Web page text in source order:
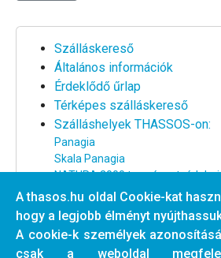
Szálláskereső
Általános információk
Érdeklődő űrlap
Térképes szálláskereső
Szálláshelyek THASSOS-on:
Panagia
Skala Panagia
NATURA 2000
Nagy strand környéke
Centrum és a nagy strand között
Centrum partszakasz
Tengertől távoli szállások
A thasos.hu oldal Cookie-kat
hogy a legjobb élményt
A cookie-k személyek
csak a weboldal